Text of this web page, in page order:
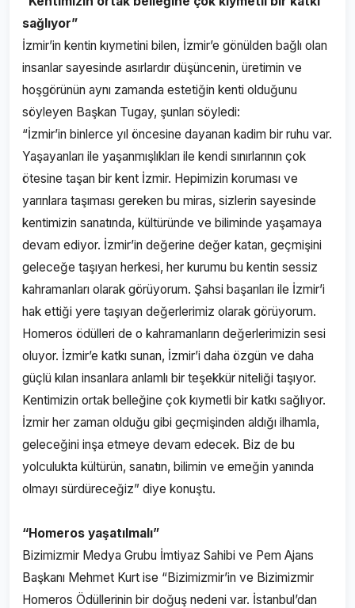
sağlıyor”
İzmir’in kentin kıymetini bilen, İzmir’e gönülden bağlı olan
insanlar sayesinde asırlardır düşüncenin, üretimin ve
hoşgörünün aynı zamanda estetiğin kenti olduğunu
söyleyen Başkan Tugay, şunları söyledi:
“İzmir’in binlerce yıl öncesine dayanan kadim bir ruhu var.
Yaşayanları ile yaşanmışlıkları ile kendi sınırlarının çok
ötesine taşan bir kent İzmir. Hepimizin koruması ve
yarınlara taşıması gereken bu miras, sizlerin sayesinde
kentimizin sanatında, kültüründe ve biliminde yaşamaya
devam ediyor. İzmir’in değerine değer katan, geçmişini
geleceğe taşıyan herkesi, her kurumu bu kentin sessiz
kahramanları olarak görüyorum. Şahsi başarıları ile İzmir’i
hak ettiği yere taşıyan değerlerimiz olarak görüyorum.
Homeros ödülleri de o kahramanların değerlerimizin sesi
oluyor. İzmir’e katkı sunan, İzmir’i daha özgün ve daha
güçlü kılan insanlara anlamlı bir teşekkür niteliği taşıyor.
Kentimizin ortak belleğine çok kıymetli bir katkı sağlıyor.
İzmir her zaman olduğu gibi geçmişinden aldığı ilhamla,
geleceğini inşa etmeye devam edecek. Biz de bu
yolculukta kültürün, sanatın, bilimin ve emeğin yanında
olmayı sürdüreceğiz” diye konuştu.
“Homeros yaşatılmalı”
Bizimizmir Medya Grubu İmtiyaz Sahibi ve Pem Ajans
Başkanı Mehmet Kurt ise “Bizimizmir’in ve Bizimizmir
Homeros Ödüllerinin bir doğuş nedeni var. İstanbul’dan